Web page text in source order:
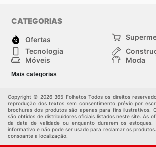
CATEGORIAS
Ofertas
Tecnologia
Móveis
Moda
Crianças
Mais categorias
Copyright © 2026 365 Folhetos Todos os direitos
reprodução dos textos sem consentimento prévio por
brochuras dos produtos são apenas para fins ilustrativos.
são obtidos de distribuidores oficiais listados neste site. As
da data de validade ou enquanto durarem os
informativo e não pode ser usado para reclamar os
consoante a localização.